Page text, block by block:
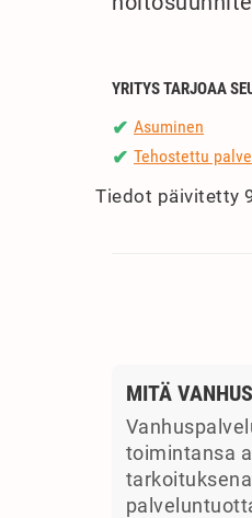
YRITYS TARJOAA
✔ Asuminen
✔ Tehostettu
Tiedot päivitetty
MITÄ
toimintansa